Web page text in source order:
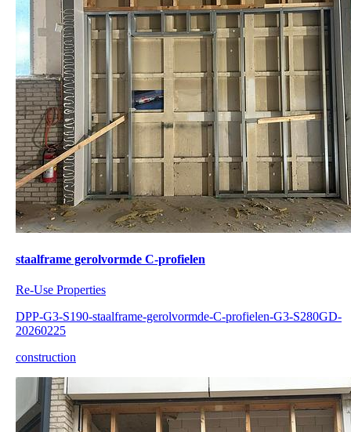
staalframe gerolvormde C-profielen
Re-Use Properties
DPP-G3-S190-staalframe-gerolvormde-C-profielen-G3-S280GD-
20260225
construction